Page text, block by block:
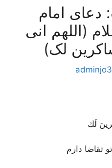
دعای امام
(اللهم انی
لک)
لَك
تقاضا دارم